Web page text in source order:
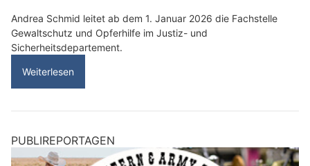
Andrea Schmid leitet ab dem 1. Januar 2026 die Fachstelle
Gewaltschutz und Opferhilfe im Justiz- und
Sicherheitsdepartement.
Weiterlesen
PUBLIREPORTAGEN